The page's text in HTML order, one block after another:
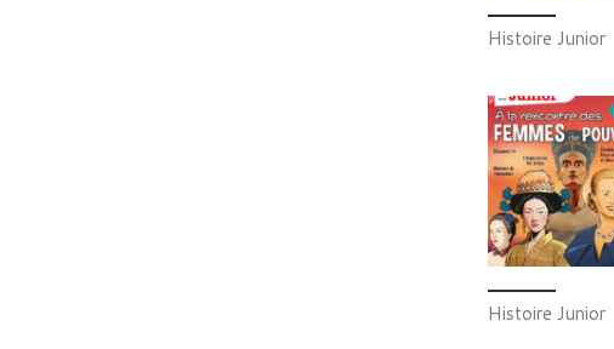
Histoire Junior
Histoire Junior